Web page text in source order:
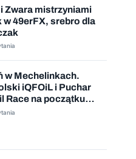
Zwara mistrzyniami
49erFX, srebro dla
w Mechelinkach.
iQFOiL i Puchar
Race na początku